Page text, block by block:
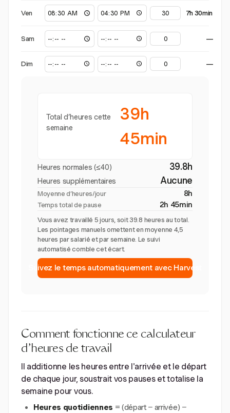
Ven 7h 30min
Sam —
Dim —
Total d’heures cette
semaine
39h
45min
Heures normales (≤40) 39.8h
Heures supplémentaires Aucune
Moyenne d’heures/jour 8h
Temps total de pause 2h 45min
Vous avez travaillé 5 jours, soit 39.8 heures au total.
Les pointages manuels omettent en moyenne 4,5
heures par salarié et par semaine. Le suivi
automatisé comble cet écart.
Suivez le temps automatiquement avec Harvest
Comment fonctionne ce calculateur
d'heures de travail
Il additionne les heures entre l'arrivée et le départ
de chaque jour, soustrait vos pauses et totalise la
semaine pour vous.
Heures quotidiennes = (départ − arrivée) −